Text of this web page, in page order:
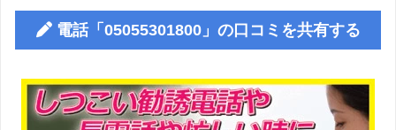
電話「05055301800」の口コミを共有する